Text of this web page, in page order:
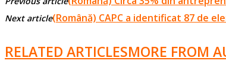
Next article(Română) CAPC a identificat 87 de
RELATED ARTICLESMORE FROM